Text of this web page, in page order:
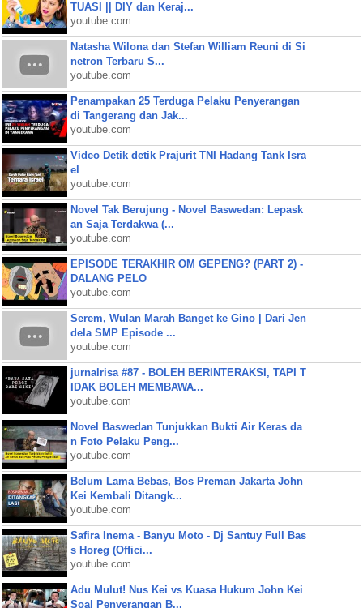
TUASI || DIY dan Keraj...
youtube.com
Natasha Wilona dan Stefan William Reuni di Si
netron Terbaru S...
youtube.com
Penampakan 25 Terduga Pelaku Penyerangan
di Tangerang dan Jak...
youtube.com
Video Detik detik Prajurit TNI Hadang Tank Isra
el
youtube.com
Novel Tak Berujung - Novel Baswedan: Lepask
an Saja Terdakwa (...
youtube.com
EPISODE TERAKHIR OM GEPENG? (PART 2) -
DALANG PELO
youtube.com
Serem, Wulan Marah Banget ke Gino | Dari Jen
dela SMP Episode ...
youtube.com
jurnalrisa #87 - BOLEH BERINTERAKSI, TAPI T
IDAK BOLEH MEMBAWA...
youtube.com
Novel Baswedan Tunjukkan Bukti Air Keras da
n Foto Pelaku Peng...
youtube.com
Belum Lama Bebas, Bos Preman Jakarta John
Kei Kembali Ditangk...
youtube.com
Safira Inema - Banyu Moto - Dj Santuy Full Bas
s Horeg (Offici...
youtube.com
Adu Mulut! Nus Kei vs Kuasa Hukum John Kei
Soal Penyerangan B...